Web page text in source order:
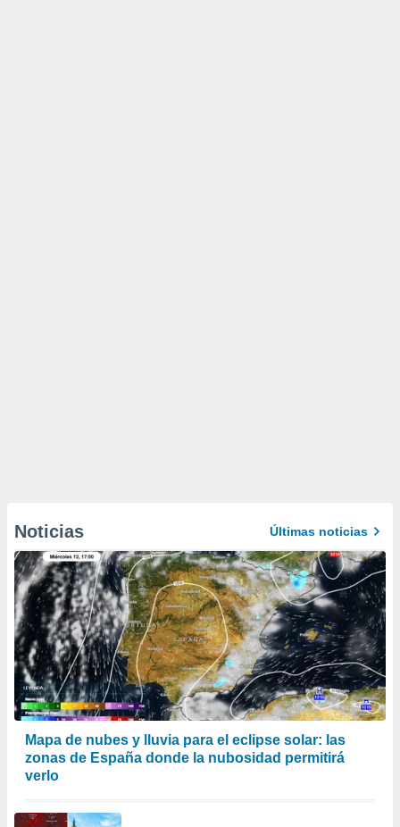
Noticias Últimas noticias
Mapa de nubes y lluvia para el eclipse solar: las
zonas de España donde la nubosidad permitirá
verlo